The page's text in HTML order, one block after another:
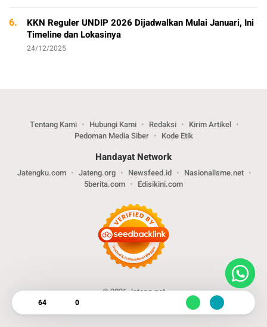
6.
KKN Reguler UNDIP 2026 Dijadwalkan Mulai Januari, Ini
Timeline dan Lokasinya
24/12/2025
Tentang Kami Hubungi Kami Redaksi
Kirim Artikel
Pedoman Media Siber
Kode Etik
Handayat Network
Jatengku.com Jateng.org Newsfeed.id
Nasionalisme.net
5berita.com
Edisikini.com
© 2026 Jateng.net
64 0